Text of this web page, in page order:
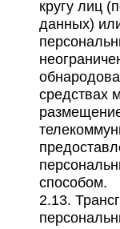
кругу лиц
данных)
средствах
способом.
2.13.